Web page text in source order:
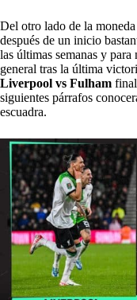
Del otro lado de la
después de un inicio
las últimas semanas y
general tras la última
Liverpool vs Fulham
siguientes párrafos
escuadra.